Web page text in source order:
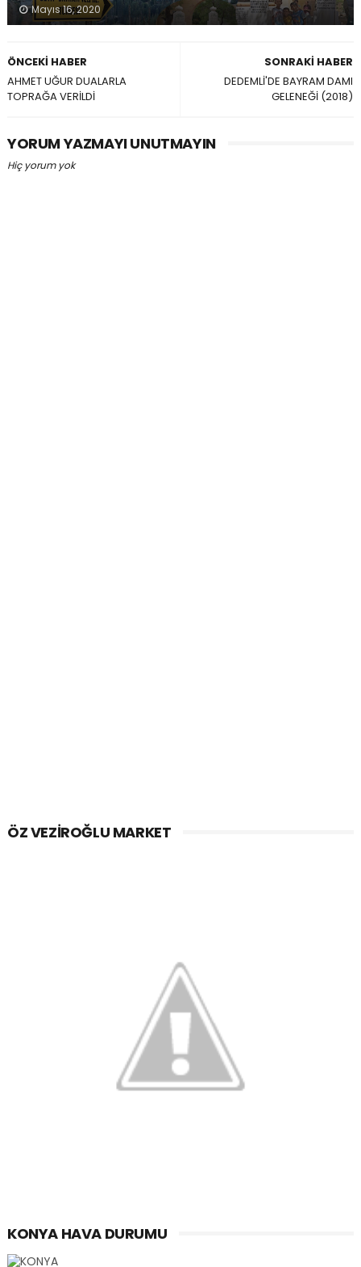
Mayıs 16, 2020
SONRAKI HABER
DEDEMLİ'DE BAYRAM DAMI
GELENEĞİ (2018)
ÖNCEKI HABER
AHMET UĞUR DUALARLA
TOPRAĞA VERİLDİ
YORUM YAZMAYI UNUTMAYIN
Hiç yorum yok
ÖZ VEZIROĞLU MARKET
KONYA HAVA DURUMU